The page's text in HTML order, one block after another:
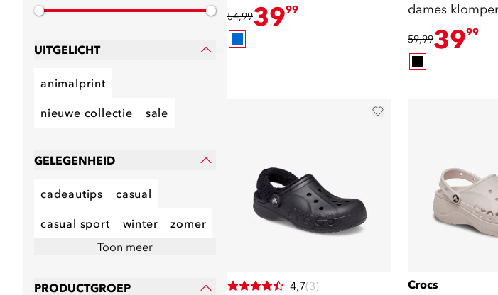
UITGELICHT
animalprint
nieuwe collectie sale
GELEGENHEID
cadeautips casual
casual sport winter
zomer
Toon meer
PRODUCTGROEP
54,993999
dames
59,993999
4,7(3)
Crocs